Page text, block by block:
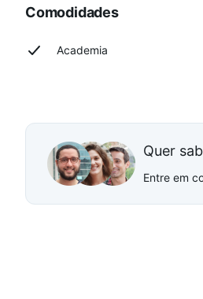
Comodidades
Academia
Quer
Entre em